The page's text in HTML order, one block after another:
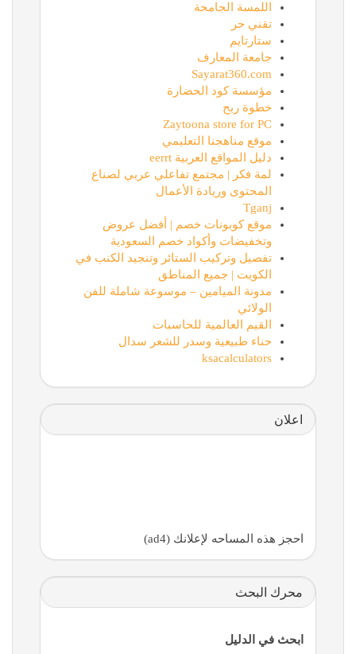
اللمسة الجامحة
تقني حر
ستارتايم
جامعة المعارف
Sayarat360.com
مؤسسة كود الحضارة
خطوة ربح
Zaytoona store for PC
موقع مناهجنا التعليمي
دليل المواقع العربية eerrt
لمة فكر | مجتمع تفاعلي عربي لصناع
المحتوى وريادة الأعمال
Tganj
موقع كوبونات خصم | أفضل عروض
وتخفيضات وأكواد خصم السعودية
تفصيل وتركيب الستائر وتنجيد الكنب في
الكويت | جميع المناطق
مدونة الميامين – موسوعة شاملة للفن
الولائي
القيم العالمية للحاسبات
حناء طبيعية وسدر للشعر سدال
ksacalculators
اعلان
احجز هذه المساحه لإعلانك (ad4)
محرك البحث
ابحث في الدليل